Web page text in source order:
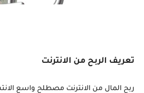
تعريف الربح من الانترنت
ربح المال من الانترنت مصطلح واسع